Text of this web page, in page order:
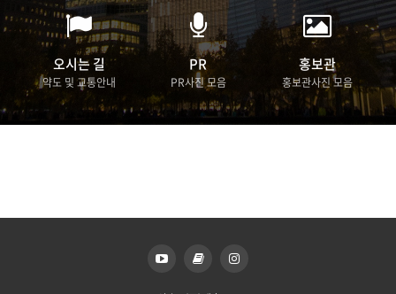
오시는 길
약도 및 교통안내
PR
PR사진 모음
홍보관
홍보관사진 모음